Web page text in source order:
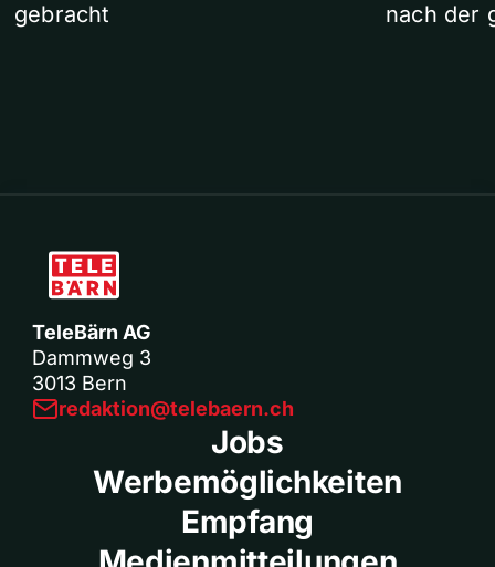
gebracht
nach der
TeleBärn AG
Dammweg 3
3013 Bern
redaktion@telebaern.ch
Jobs
Werbemöglichkeiten
Empfang